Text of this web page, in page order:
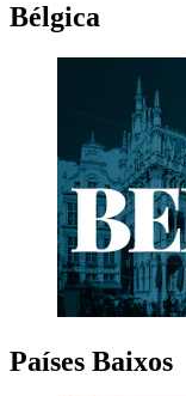
Bélgica
Países Baixos